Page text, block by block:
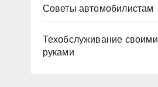
Советы автомобилистам
Техобслуживание своими
руками